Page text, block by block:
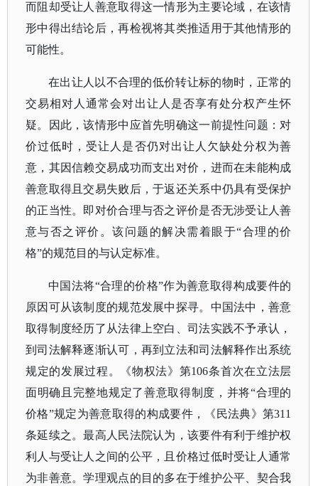
而阻却受让人善意取得这一情形为主要论域，在该情
形中得出结论后，再检视将其类推适用于其他情形的
可能性。
在出让人以不合理的低价转让标的物时，正常的
交易相对人通常会对出让人是否享有处分权产生怀
疑。因此，该情形中应首先明确这一前提性问题：对
价过低时，受让人是否仍对出让人欠缺处分权为善
意，其因信赖交易成功而支出对价，进而在未能构成
善意取得且交易失败后，于返还关系中仍具有受保护
的正当性。即对价合理与否之评价是否无涉受让人善
意与否之评价。该问题的解决需着眼于“合理的价
格”的规范目的与认定标准。
中国法将“合理的价格”作为善意取得构成要件的
原因可从该制度的规范发展中探寻。中国法中，善意
取得制度经历了从法律上空白、司法实践不予承认，
到司法解释逐渐认可，再到立法和司法解释作出系统
规定的发展过程。《物权法》第106条首次在立法层
面明确且完整地规定了善意取得制度，并将“合理的
价格”规定为善意取得的构成要件，《民法典》第311
条延续之。最高人民法院认为，该要件有利于维护权
利人与受让人之间的公平，且价格过低时受让人通常
为非善意。学理观点的目的多在于维护公平、契合我